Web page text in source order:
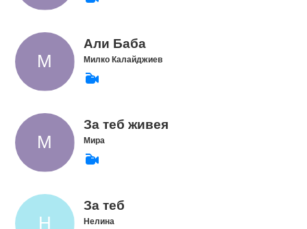
Али Баба
Милко Калайджиев
За теб живея
Мира
За теб
Нелина